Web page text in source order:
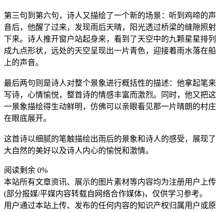
第三句到第六句，诗人又描绘了一个新的场景：听到鸡啼的声
音后，他醒了过来，发现雨后天晴，阳光透过桥梁的缝隙照射
下来。诗人推开窗户站起身来，看到了天空中的九颗星星排列
成九点形状，远处的天空呈现出一片青色，迎接着雨水落在船
上的声音。
最后两句则是诗人对整个景象进行概括性的描述：他拿起笔来
写诗，心情愉悦，整首诗的情感丰富而激烈。同时，他又把这
一景象描绘得生动鲜明，仿佛可以亲眼看见那一片晴朗的村庄
在眼底展开。
这首诗以细腻的笔触描绘出雨后的景象和诗人的感受，展现了
大自然的美好以及诗人内心的愉悦和激情。
阅读剩余 0%
本站所有文章资讯、展示的图片素材等内容均为注册用户上传
(部分报媒/平媒内容转载自网络合作媒体)，仅供学习参考。
用户通过本站上传、发布的任何内容的知识产权归属用户或原